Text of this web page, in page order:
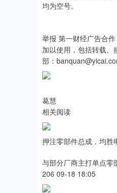
均为空号。
举报 第一财经广告合
加以使用，包括转载
部：
葛慧
相关阅读
押注零部件总成，均胜
与部分厂商主打单点零
206 09-18 18:05